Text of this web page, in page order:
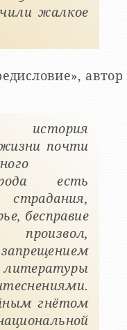
жалкое
автор
почти
есть
бесправие
литературы
гнётом